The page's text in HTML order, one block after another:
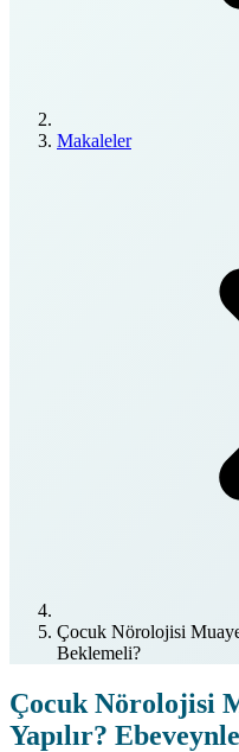
Makaleler
Çocuk Nörolojisi
Beklemeli?
Çocuk Nörolojisi
Yapılır?